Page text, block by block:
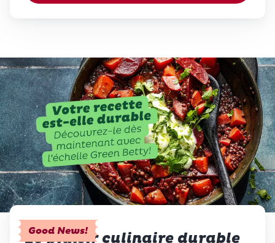
Good News!
Le plaisir culinaire durable